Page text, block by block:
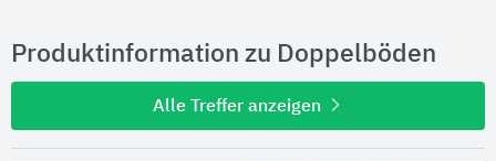
Produktinformation zu Doppelböden
Alle Treffer anzeigen